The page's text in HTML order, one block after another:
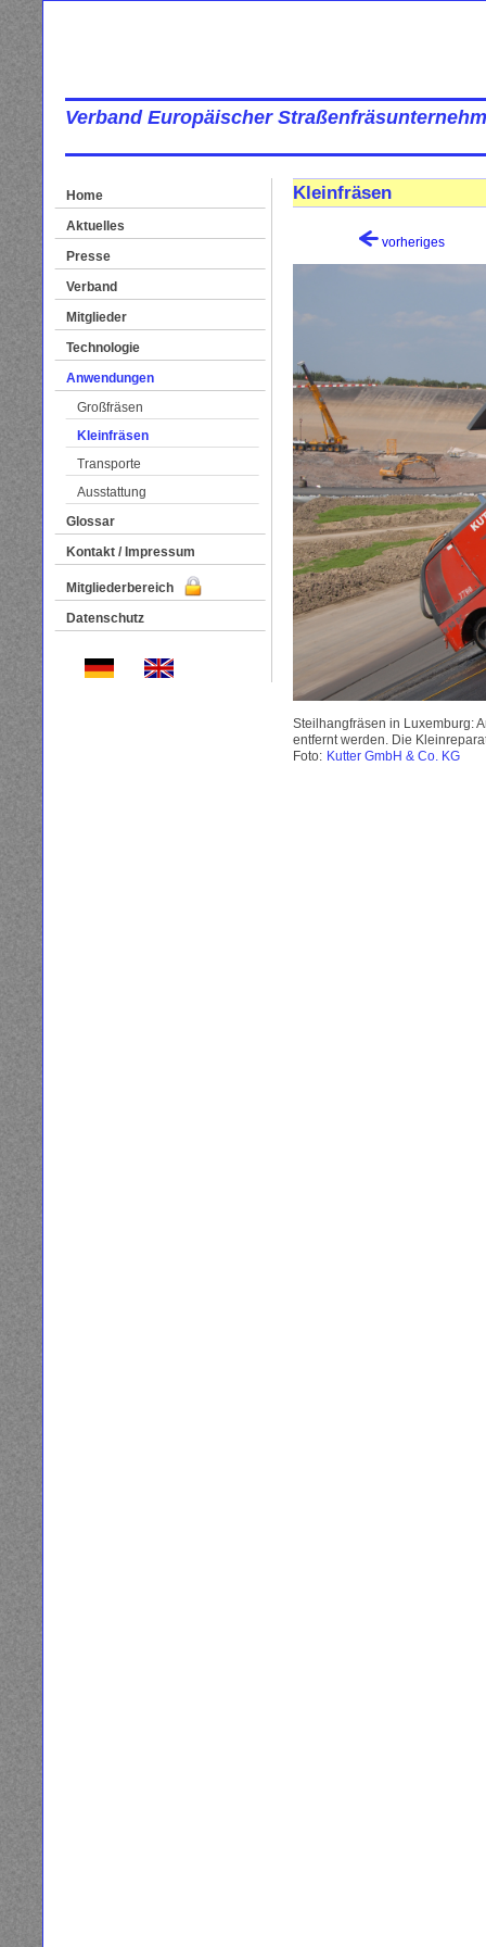
Verband Europäischer
Home
Aktuelles
Presse
Verband
Mitglieder
Technologie
Anwendungen
Großfräsen
Kleinfräsen
Transporte
Ausstattung
Glossar
Kontakt / Impressum
Mitgliederbereich
Datenschutz
Kleinfräsen
vorheriges
Steilhangfräsen in Luxemburg:
entfernt werden. Die
Foto: Kutter GmbH & Co. KG